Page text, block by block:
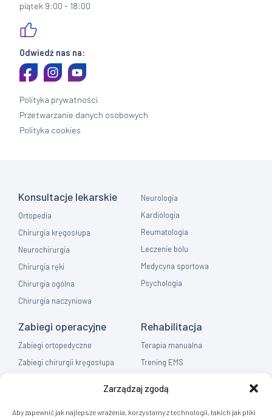
Zarządzaj zgodą
Aby zapewnić jak najlepsze wrażenia, korzystamy z technologii, takich jak pliki
piątek 9:00 - 18:00
Odwiedź nas na:
Polityka prywatności
Przetwarzanie danych osobowych
Polityka cookies
Konsultacje lekarskie
Ortopedia
Chirurgia kręgosłupa
Neurochirurgia
Chirurgia ręki
Chirurgia ogólna
Chirurgia naczyniowa
Neurologia
Kardiologia
Reumatologia
Leczenie bólu
Medycyna sportowa
Psychologia
Zabiegi operacyjne
Zabiegi ortopedyczne
Zabiegi chirurgii kręgosłupa
Flebologia
Rehabilitacja
Terapia manualna
Trening EMS
Masaż